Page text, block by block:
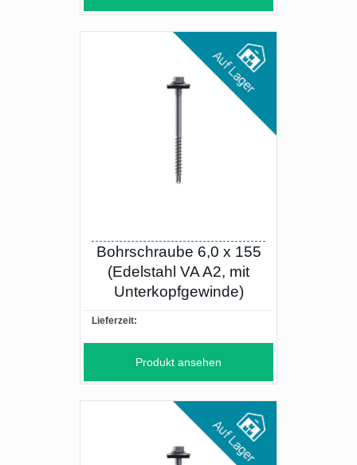
Bohrschraube 6,0 x 155
(Edelstahl VA A2, mit
Unterkopfgewinde)
Lieferzeit:
Produkt ansehen